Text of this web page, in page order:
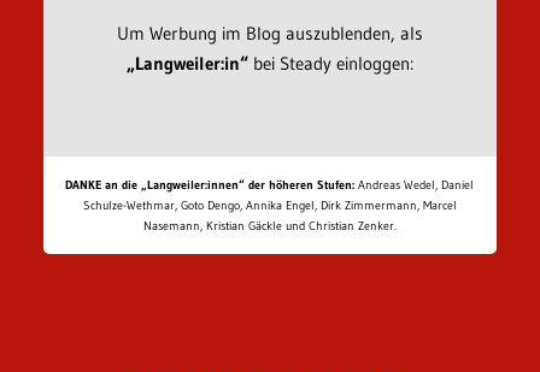
Um Werbung im Blog auszublenden, als
„Langweiler:in“bei Steady einloggen:
DANKE an die „Langweiler:innen“ der höheren Stufen: Andreas Wedel, Daniel
Schulze-Wethmar, Goto Dengo, Annika Engel, Dirk Zimmermann, Marcel
Nasemann, Kristian Gäckle und Christian Zenker.